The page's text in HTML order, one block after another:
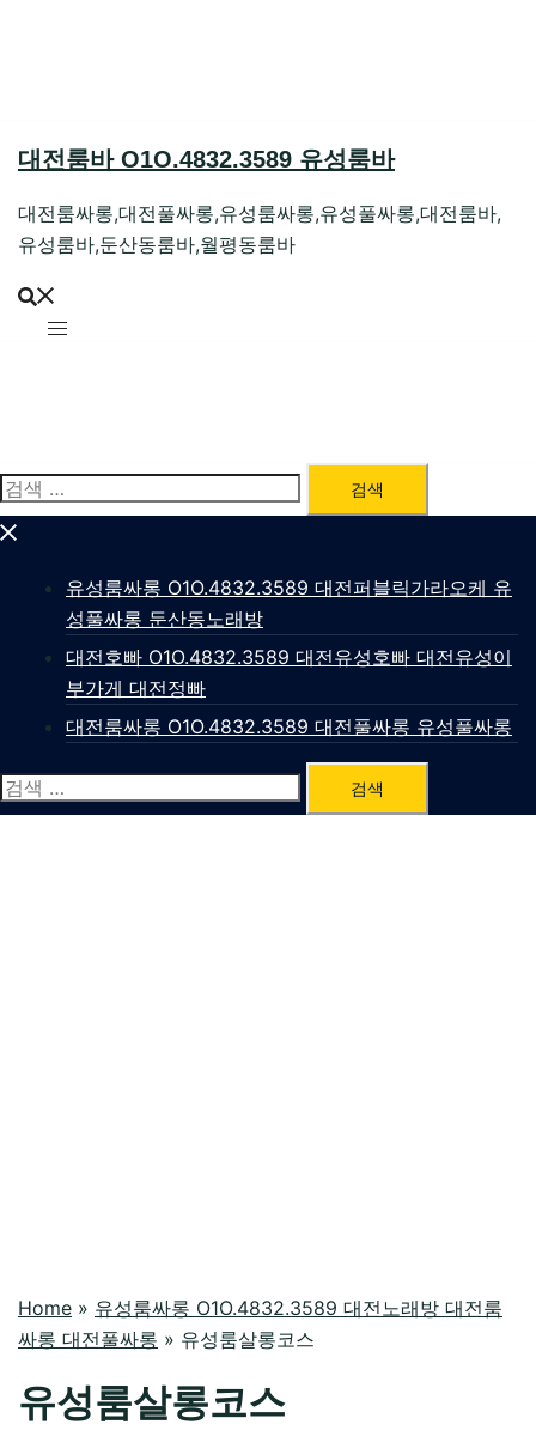
대전룸바 O1O.4832.3589 유성룸바
대전룸싸롱,대전풀싸롱,유성룸싸롱,유성풀싸롱,대전룸바,
유성룸바,둔산동룸바,월평동룸바
검
색:
유성룸싸롱 O1O.4832.3589 대전퍼블릭가라오케 유
성풀싸롱 둔산동노래방
대전호빠 O1O.4832.3589 대전유성호빠 대전유성이
부가게 대전정빠
대전룸싸롱 O1O.4832.3589 대전풀싸롱 유성풀싸롱
검
색:
Home » 유성룸싸롱 O1O.4832.3589 대전노래방 대전룸
싸롱 대전풀싸롱 » 유성룸살롱코스
유성룸살롱코스